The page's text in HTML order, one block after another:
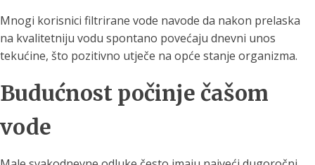
Mnogi korisnici filtrirane vode navode da nakon prelaska
na kvalitetniju vodu spontano povećaju dnevni unos
tekućine, što pozitivno utječe na opće stanje organizma.
Budućnost počinje čašom
vode